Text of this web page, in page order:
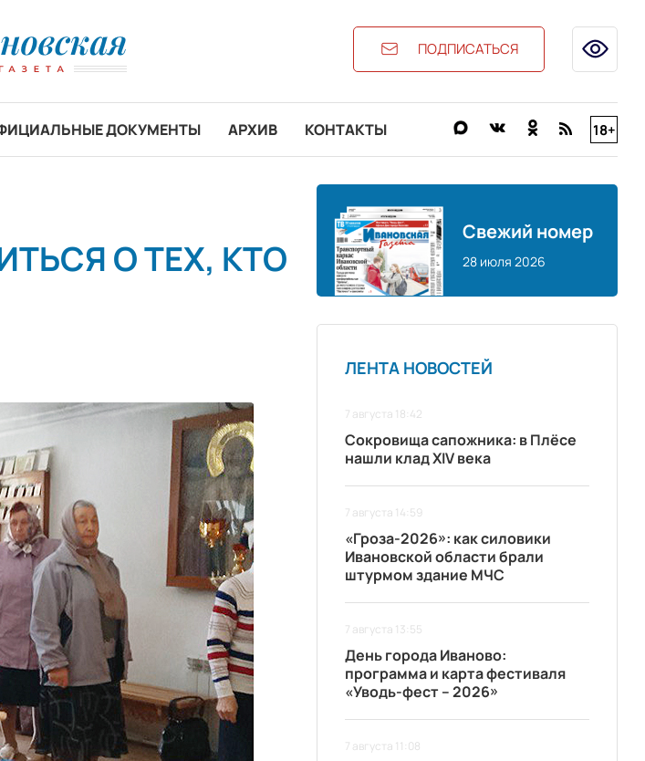
ПОДПИСАТЬСЯ
ДОКУМЕНТЫ АРХИВ КОНТАКТЫ 18+
О ТЕХ, КТО
Свежий номер
28 июля 2026
ЛЕНТА НОВОСТЕЙ
7 августа 18:42
Сокровища сапожника: в Плёсе
нашли клад XIV века
7 августа 14:59
«Гроза-2026»: как силовики
Ивановской области брали
штурмом здание МЧС
7 августа 13:55
День города Иваново:
программа и карта фестиваля
«Уводь-фест – 2026»
7 августа 11:08